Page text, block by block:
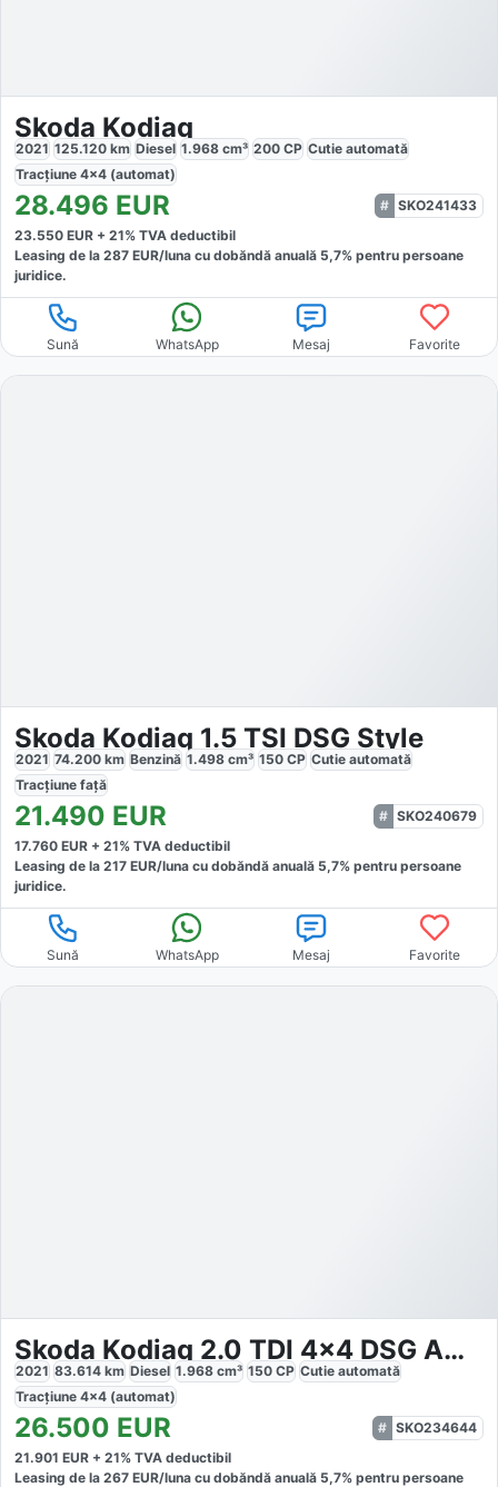
Skoda Kodiaq
2021 125.120 km Diesel 1.968 cm³ 200 CP Cutie automată
Tracțiune 4x4 (automat)
28.496 EUR
SKO241433
23.550 EUR + 21% TVA deductibil
Leasing de la 287 EUR/luna cu dobăndă anuală 5,7% pentru persoane
juridice.
Sună WhatsApp Mesaj Favorite
Skoda Kodiaq 1.5 TSI DSG Style
2021 74.200 km Benzină 1.498 cm³ 150 CP Cutie automată
Tracțiune față
21.490 EUR
SKO240679
17.760 EUR + 21% TVA deductibil
Leasing de la 217 EUR/luna cu dobăndă anuală 5,7% pentru persoane
juridice.
Sună WhatsApp Mesaj Favorite
Skoda Kodiaq 2.0 TDI 4x4 DSG Ambition
2021 83.614 km Diesel 1.968 cm³ 150 CP Cutie automată
Tracțiune 4x4 (automat)
26.500 EUR
SKO234644
21.901 EUR + 21% TVA deductibil
Leasing de la 267 EUR/luna cu dobăndă anuală 5,7% pentru persoane